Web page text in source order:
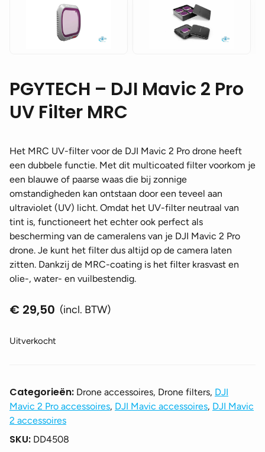
PGYTECH – DJI Mavic 2 Pro
UV Filter MRC
Het MRC UV-filter voor de DJI Mavic 2 Pro drone heeft
een dubbele functie. Met dit multicoated filter voorkom je
een blauwe of paarse waas die bij zonnige
omstandigheden kan ontstaan door een teveel aan
ultraviolet (UV) licht. Omdat het UV-filter neutraal van
tint is, functioneert het echter ook perfect als
bescherming van de cameralens van je DJI Mavic 2 Pro
drone. Je kunt het filter dus altijd op de camera laten
zitten. Dankzij de MRC-coating is het filter krasvast en
olie-, water- en vuilbestendig.
€ 29,50 (incl. BTW)
Uitverkocht
Categorieën: Drone accessoires, Drone filters, DJI
Mavic 2 Pro accessoires, DJI Mavic accessoires, DJI Mavic
2 accessoires
SKU: DD4508